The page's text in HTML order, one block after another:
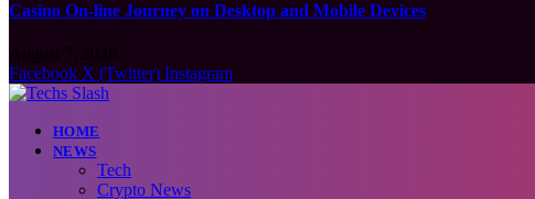
Casino On-line Journey on Desktop and Mobile Devices
Facebook X (Twitter) Instagram
HOME
NEWS
Tech
Crypto News